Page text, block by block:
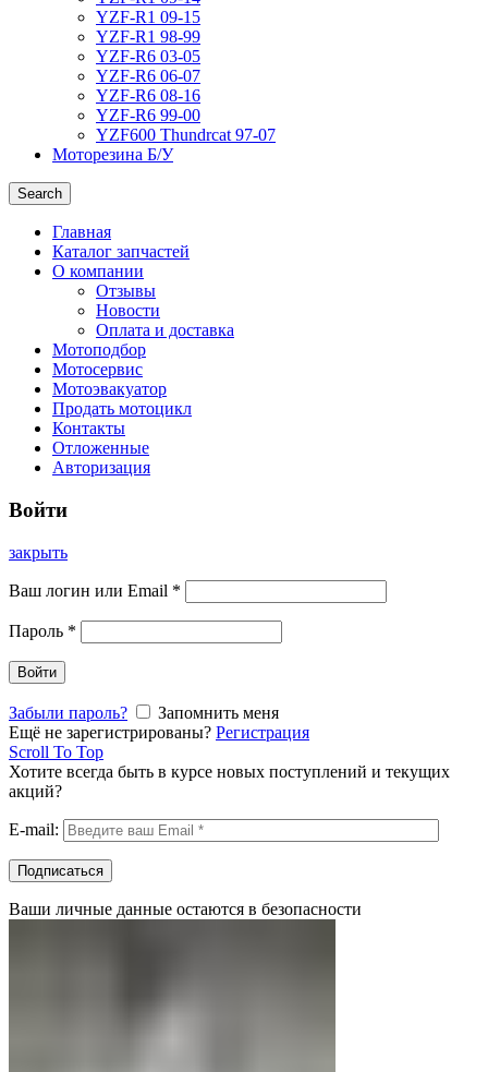
YZF-R1 09-15
YZF-R1 98-99
YZF-R6 03-05
YZF-R6 06-07
YZF-R6 08-16
YZF-R6 99-00
YZF600 Thundrcat 97-07
Моторезина Б/У
Search
Главная
Каталог запчастей
О компании
Отзывы
Новости
Оплата и доставка
Мотоподбор
Мотосервис
Мотоэвакуатор
Продать мотоцикл
Контакты
Отложенные
Авторизация
Войти
закрыть
Ваш логин или Email *
Пароль *
Войти
Забыли пароль?
Запомнить меня
Ещё не зарегистрированы? Регистрация
Scroll To Top
Хотите всегда быть в курсе новых поступлений и текущих
акций?
E-mail:
Ваши личные данные остаются в безопасности